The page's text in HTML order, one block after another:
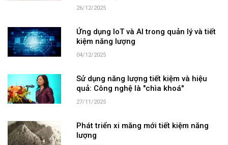
26/12/2025
Ứng dụng IoT và AI trong quản lý và tiết
kiệm năng lượng
04/12/2025
Sử dụng năng lượng tiết kiệm và hiệu
quả: Công nghệ là "chìa khoá"
27/11/2025
Phát triển xi măng mới tiết kiệm năng
lượng